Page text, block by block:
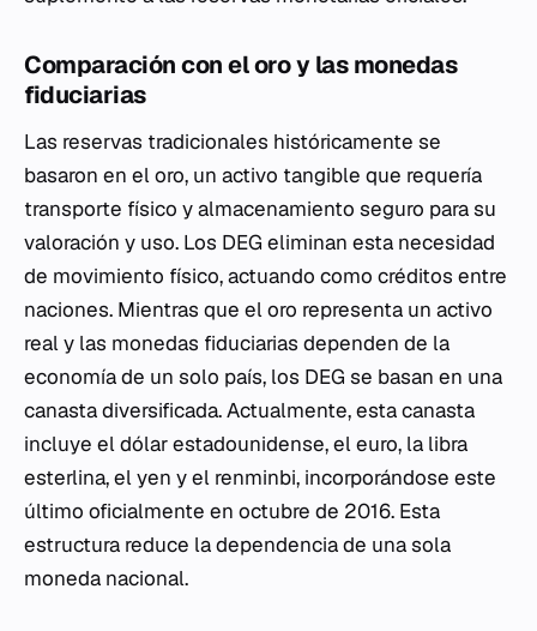
Comparación con el oro y las monedas
fiduciarias
Las reservas tradicionales históricamente se
basaron en el oro, un activo tangible que requería
transporte físico y almacenamiento seguro para su
valoración y uso. Los DEG eliminan esta necesidad
de movimiento físico, actuando como créditos entre
naciones. Mientras que el oro representa un activo
real y las monedas fiduciarias dependen de la
economía de un solo país, los DEG se basan en una
canasta diversificada. Actualmente, esta canasta
incluye el dólar estadounidense, el euro, la libra
esterlina, el yen y el renminbi, incorporándose este
último oficialmente en octubre de 2016. Esta
estructura reduce la dependencia de una sola
moneda nacional.